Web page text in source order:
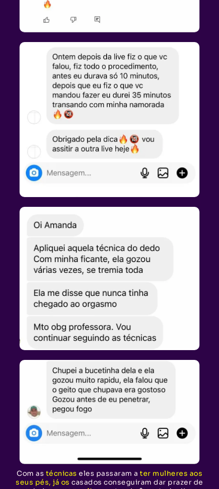
Com as técnicas eles passaram a ter mulheres aos
seus pés, já os casados conseguiram dar prazer de